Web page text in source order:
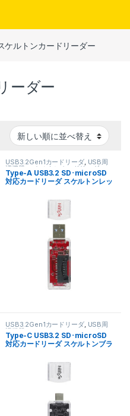
ケルトンカードリーダー
ーダー
USB3.2Gen1カードリーダ, USB周
辺機器 スケルトンカードリーダー,
パソコン関連
Type-A USB3.2 SD･microSD
対応カードリーダ スケルトンレッ
USB3.2Gen1カードリーダ, USB周
辺機器 ,スケルトンカードリーダー,
パソコン関連
Type-C USB3.2 SD･microSD
対応カードリーダ スケルトンブラ